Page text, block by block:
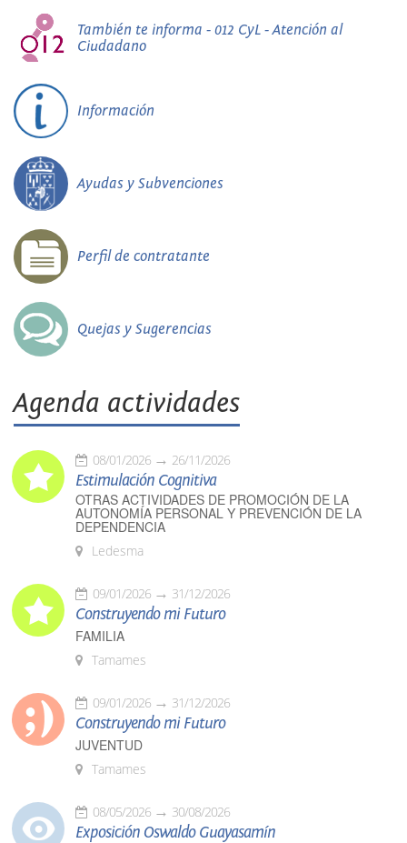
También te informa - 012 CyL - Atención al
Ciudadano
Información
Ayudas y Subvenciones
Perfil de contratante
Quejas y Sugerencias
Agenda actividades
08/01/2026 26/11/2026
Estimulación Cognitiva
OTRAS ACTIVIDADES DE PROMOCIÓN DE LA
AUTONOMÍA PERSONAL Y PREVENCIÓN DE LA
DEPENDENCIA
Ledesma
09/01/2026 31/12/2026
Construyendo mi Futuro
FAMILIA
Tamames
09/01/2026 31/12/2026
Construyendo mi Futuro
JUVENTUD
Tamames
08/05/2026 30/08/2026
Exposición Oswaldo Guayasamín